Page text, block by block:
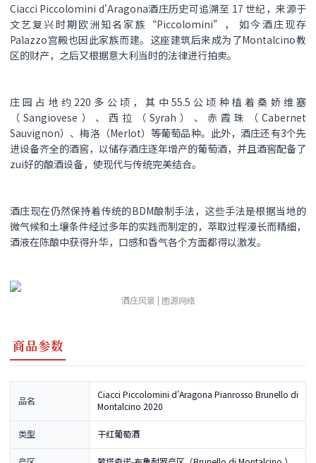
Ciacci Piccolomini d'Aragona酒庄历史可追溯至 17 世纪，来源于
文艺复兴时期欧洲知名家族“Piccolomini”， 如今酒庄现存
Palazzo宫殿也因此家族而建。这座建筑后来成为了Montalcino教
区的财产，之后又根据意大利当时的法律进行拍卖。
庄园占地约220多公顷，其中55.5公顷种植着桑娇维塞
（Sangiovese）、西拉（Syrah）、赤霞珠（Cabernet
Sauvignon）、梅洛（Merlot）等葡萄品种。此外，酒庄还有3个先
进设备齐全的酒窖，以储存酒庄逐年增产的葡萄酒，并且酒窖配备了
zui好的酿酒设备，使现代与传统完美结合。
酒庄现在仍然保持着传统的BDM酿制手法，这些手法是根据当地的
微气候和土壤条件经过多年的实践而制定的，萃取过程漫长而精细，
酒液在陈酿中获得升华，口感和香气各个方面都得以激发。
酒庄风景 | 图源网络
商品参数
品名
Ciacci Piccolomini d'Aragona Pianrosso Brunello di
Montalcino 2020
类型 干红葡萄酒